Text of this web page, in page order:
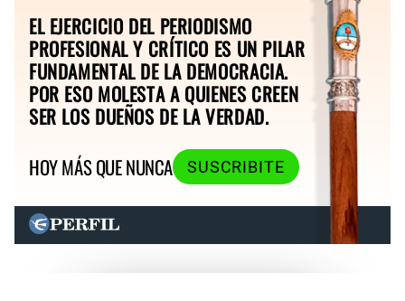
EL EJERCICIO DEL PERIODISMO
PROFESIONAL Y CRÍTICO ES UN PILAR
FUNDAMENTAL DE LA DEMOCRACIA.
POR ESO MOLESTA A QUIENES CREEN
SER LOS DUEÑOS DE LA VERDAD.
HOY MÁS QUE NUNCA
SUSCRIBITE